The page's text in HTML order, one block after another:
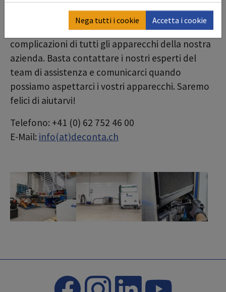
Garantiamo una riparazione rapida e senza
complicazioni di tutti gli apparecchi della nostra
azienda. Basta contattare i nostri esperti del
team di assistenza e comunicarci quando
possiamo aspettarci i vostri apparecchi. Saremo
felici di aiutarvi!
Telefono: +41 (0) 62 752 46 00
E-Mail: info(at)deconta.ch
Nega tutti i cookie Accetta i cookie